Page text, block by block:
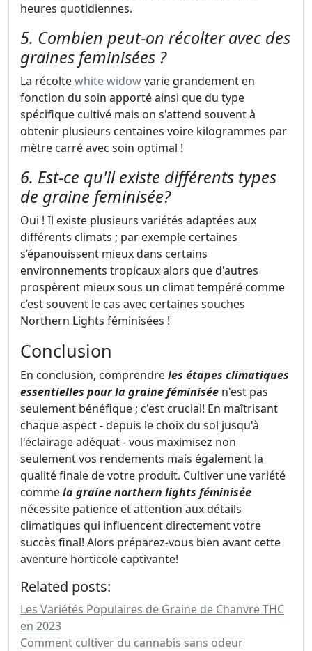
heures quotidiennes.
5. Combien peut-on récolter avec des
graines feminisées ?
La récoltewhite widowvarie grandement en
fonction du soin apporté ainsi que du type
spécifique cultivé mais on s'attend souvent à
obtenir plusieurs centaines voire kilogrammes par
mètre carré avec soin optimal !
6. Est-ce qu'il existe différents types
de graine feminisée?
Oui ! Il existe plusieurs variétés adaptées aux
différents climats ; par exemple certaines
s’épanouissent mieux dans certains
environnements tropicaux alors que d'autres
prospèrent mieux sous un climat tempéré comme
c’est souvent le cas avec certaines souches
Northern Lights féminisées !
Conclusion
En conclusion, comprendreles étapes climatiques
essentielles pour la graine féminisée n'est pas
seulement bénéfique ; c'est crucial! En maîtrisant
chaque aspect - depuis le choix du sol jusqu'à
l'éclairage adéquat - vous maximisez non
seulement vos rendements mais également la
qualité finale de votre produit. Cultiver une variété
commela graine northern lights féminisée
nécessite patience et attention aux détails
climatiques qui influencent directement votre
succès final! Alors préparez-vous bien avant cette
aventure horticole captivante!
Related posts:
Les Variétés Populaires de Graine de Chanvre THC
en 2023
Comment cultiver du cannabis sans odeur